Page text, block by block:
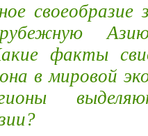
факты
в мировой